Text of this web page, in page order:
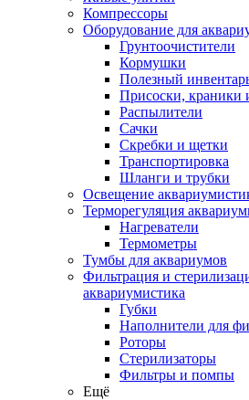
Компрессоры
Оборудование для
Грунтоочистители
Кормушки
Полезный
Присоски, краники
Распылители
Сачки
Скребки и щетки
Транспортировка
Шланги и трубки
Освещение
Терморегуляция
Нагреватели
Термометры
Тумбы для аквариумов
Фильтрация и
аквариумистика
Губки
Наполнители для
Роторы
Стерилизаторы
Фильтры и помпы
Ещё